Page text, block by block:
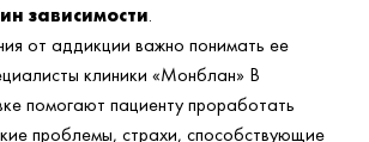
зависимости
от аддикции важно понимать ее
клиники «Монблан» В
помогают пациенту проработать
проблемы, страхи, способствующие